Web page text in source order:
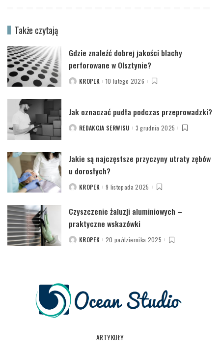
Także czytają
Gdzie znaleźć dobrej jakości blachy
perforowane w Olsztynie?
POSTEDKROPEK 10 lutego 2026
Jak oznaczać pudła podczas przeprowadzki?
POSTEDREDAKCJA SERWISU 3 grudnia 2025
Jakie są najczęstsze przyczyny utraty zębów
u dorosłych?
POSTEDKROPEK 9 listopada 2025
Czyszczenie żaluzji aluminiowych –
praktyczne wskazówki
POSTEDKROPEK 20 października 2025
ARTYKUŁY